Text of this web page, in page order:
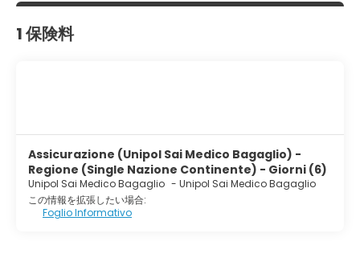
1 保険料
Assicurazione (Unipol Sai Medico Bagaglio) -
Regione (Single Nazione Continente) - Giorni (6)
Unipol Sai Medico Bagaglio - Unipol Sai Medico Bagaglio
この情報を拡張したい場合:
Foglio Informativo